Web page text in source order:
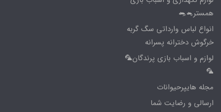
همستر🐁🐀
انواع لباس وارداتی سگ گربه
خرگوش دخترانه پسرانه
لوازم و اسباب بازی پرندگان🦜
🦜
مجله هایپرحیوانات
ارسالی و رضایت شما